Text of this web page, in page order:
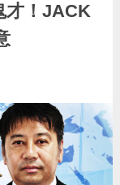
才！JACK